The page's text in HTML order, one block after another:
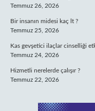
Temmuz 26, 2026
Bir insanın midesi kaç lt ?
Temmuz 25, 2026
Kas gevşetici ilaçlar cinselliği
Temmuz 24, 2026
Hizmetli nerelerde çalışır ?
Temmuz 22, 2026